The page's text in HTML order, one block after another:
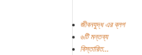
জীবনযুদ্ধ এর ব্লগ
৬টি মন্তব্য
বিস্তারিত...